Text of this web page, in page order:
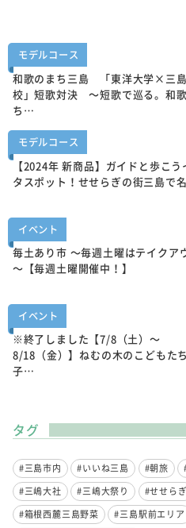
モデルコース
和歌のまち三島 「東洋大学×三
校」短歌対決 ～短歌で巡る。和
ち…
モデルコース
【2024年 新商品】ガイドと歩こう
タスポット！せせらぎの街三島で
イベント
毎土あり市 ～毎週土曜はテイクア
～【毎週土曜開催中！】
イベント
※終了しました【7/8（土）～
8/18（金）】ねむの木のこどもた
子…
タグ
#三島市内 #いいね三島 #朝旅
#三嶋大社
#三嶋大祭り #せせらぎ
#箱根西麓三島野菜
#三島駅前エリア